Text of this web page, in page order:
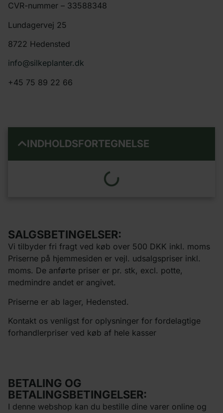
CVR-nummer – 33588348
Lundagervej 25
8722 Hedensted
info@silkeplanter.dk
+45 75 89 22 66
INDHOLDSFORTEGNELSE
SALGSBETINGELSER:
Vi tilbyder fri fragt ved køb over 500 DKK inkl. moms
Priserne på hjemmesiden er vejl. udsalgspriser inkl.
moms. De anførte priser er pr. stk, excl. potte,
medmindre andet er angivet.
Priserne er ab lager, Hedensted.
Kontakt os venligst for oplysninger for fordelagtige
forhandlerpriser ved køb af hele kasser
BETALING OG
BETALINGSBETINGELSER:
I denne webshop kan du bestille dine varer online og